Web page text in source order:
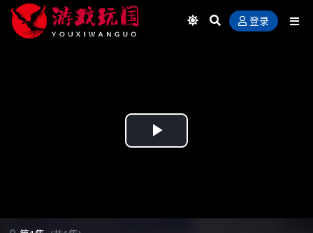
登录
Play